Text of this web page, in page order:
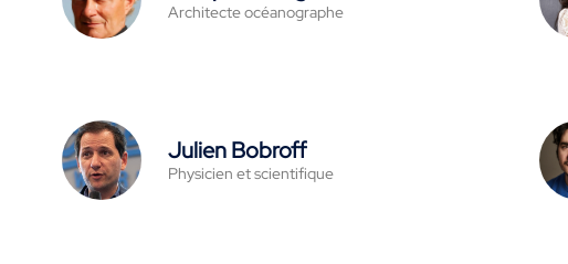
Architecte océanographe
Julien Bobroff
Physicien et scientifique